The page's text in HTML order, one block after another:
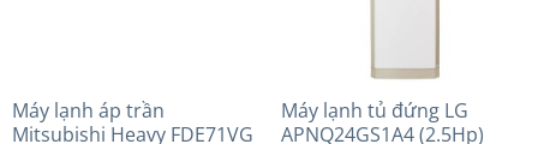
Máy lạnh áp trần
Mitsubishi Heavy FDE71VG
Máy lạnh tủ đứng LG
APNQ24GS1A4 (2.5Hp)